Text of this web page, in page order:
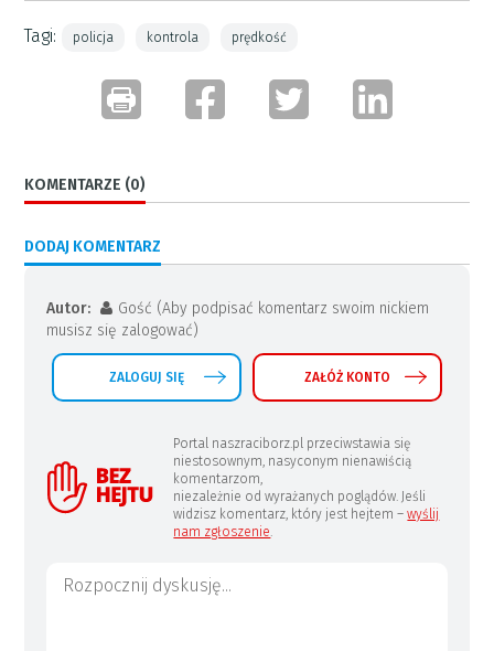
Tagi: policja kontrola prędkość
KOMENTARZE (0)
DODAJ KOMENTARZ
Autor:
Gość (Aby podpisać komentarz swoim nickiem
musisz się zalogować)
ZALOGUJ SIĘ ZAŁÓŻ KONTO
Portal naszraciborz.pl przeciwstawia się
niestosownym, nasyconym nienawiścią
komentarzom,
niezależnie od wyrażanych poglądów. Jeśli
widzisz komentarz, który jest hejtem –wyślij
nam zgłoszenie.